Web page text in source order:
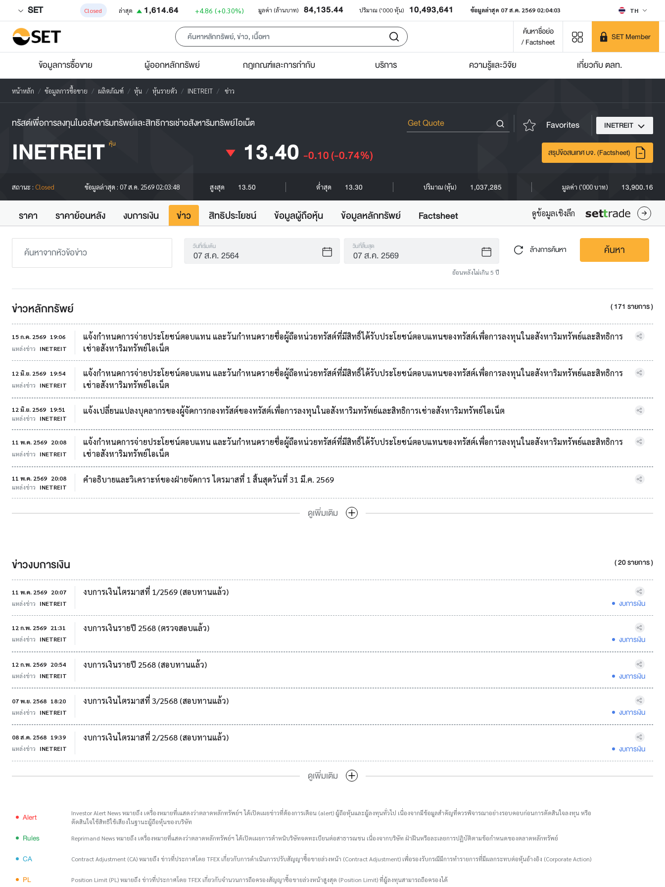
SET Closed ล่าสุด 1,614.64 +4.86 (+0.30%) มูลค่า (ล้านบาท) 84,135.44 ปริมาณ ('000 หุ้น) 10,493,641 ข้อมูลล่าสุด 07 ส.ค. 2569 02:04:03 TH
ค้นหาชื่อย่อ
/ Factsheet
SET Member
ข้อมูลการซื้อขาย ผู้ออกหลักทรัพย์ กฎเกณฑ์และการกำกับ บริการ ความรู้และวิจัย เกี่ยวกับ ตลท.
หน้าหลัก ข้อมูลการซื้อขาย ผลิตภัณฑ์ หุ้น หุ้นรายตัว INETREIT ข่าว
ทรัสต์เพื่อการลงทุนในอสังหาริมทรัพย์และสิทธิการเช่าอสังหาริมทรัพย์ไอเน็ต Favorites INETREIT
INETREIT หุ้น 13.40 -0.10(-0.74%) สรุปข้อสนเทศ บจ. (Factsheet)
สถานะ : Closed ข้อมูลล่าสุด : 07 ส.ค. 2569 02:03:48 สูงสุด 13.50 ต่ำสุด 13.30 ปริมาณ (หุ้น) 1,037,285 มูลค่า ('000 บาท) 13,900.16
ราคา ราคาย้อนหลัง งบการเงิน ข่าว สิทธิประโยชน์ ข้อมูลผู้ถือหุ้น ข้อมูลหลักทรัพย์ Factsheet ดูข้อมูลเชิงลึก
วันที่เริ่มต้น วันที่สิ้นสุด
ย้อนหลังไม่เกิน 5 ปี
ล้างการค้นหา ค้นหา
ข่าวหลักทรัพย์ ( 171 รายการ )
15 ก.ค. 2569 19:06
แหล่งข่าว
INETREIT
แจ้งกำหนดการจ่ายประโยชน์ตอบแทน และวันกำหนดรายชื่อผู้ถือหน่วยทรัสต์ที่มีสิทธิ์ได้รับประโยชน์ตอบแทนของทรัสต์เพื่อการลงทุนในอสังหาริมทรัพย์และสิทธิการ
เช่าอสังหาริมทรัพย์ไอเน็ต
12 มิ.ย. 2569 19:54
แหล่งข่าว
INETREIT
แจ้งกำหนดการจ่ายประโยชน์ตอบแทน และวันกำหนดรายชื่อผู้ถือหน่วยทรัสต์ที่มีสิทธิ์ได้รับประโยชน์ตอบแทนของทรัสต์เพื่อการลงทุนในอสังหาริมทรัพย์และสิทธิการ
เช่าอสังหาริมทรัพย์ไอเน็ต
12 มิ.ย. 2569 19:51
แหล่งข่าว
INETREIT
แจ้งเปลี่ยนแปลงบุคลากรของผู้จัดการกองทรัสต์ของทรัสต์เพื่อการลงทุนในอสังหาริมทรัพย์และสิทธิการเช่าอสังหาริมทรัพย์ไอเน็ต
11 พ.ค. 2569 20:08
แหล่งข่าว
INETREIT
แจ้งกำหนดการจ่ายประโยชน์ตอบแทน และวันกำหนดรายชื่อผู้ถือหน่วยทรัสต์ที่มีสิทธิ์ได้รับประโยชน์ตอบแทนของทรัสต์เพื่อการลงทุนในอสังหาริมทรัพย์และสิทธิการ
เช่าอสังหาริมทรัพย์ไอเน็ต
11 พ.ค. 2569 20:08
แหล่งข่าว
INETREIT
คำอธิบายและวิเคราะห์ของฝ่ายจัดการ ไตรมาสที่ 1 สิ้นสุดวันที่ 31 มี.ค. 2569
ดูเพิ่มเติม
ข่าวงบการเงิน ( 20 รายการ )
11 พ.ค. 2569 20:07
แหล่งข่าว
INETREIT
งบการเงินไตรมาสที่ 1/2569 (สอบทานแล้ว)
งบการเงิน
12 ก.พ. 2569 21:31
แหล่งข่าว
INETREIT
งบการเงินรายปี 2568 (ตรวจสอบแล้ว)
งบการเงิน
12 ก.พ. 2569 20:54
แหล่งข่าว
INETREIT
งบการเงินรายปี 2568 (สอบทานแล้ว)
งบการเงิน
07 พ.ย. 2568 18:20
แหล่งข่าว
INETREIT
งบการเงินไตรมาสที่ 3/2568 (สอบทานแล้ว)
งบการเงิน
08 ส.ค. 2568 19:39
แหล่งข่าว
INETREIT
งบการเงินไตรมาสที่ 2/2568 (สอบทานแล้ว)
งบการเงิน
ดูเพิ่มเติม
Alert
Investor Alert News หมายถึง เครื่องหมายที่เแสดงว่าตลาดหลักทรัพย์ฯ ได้เปิดเผยข่าวที่ต้องการเตือน (alert) ผู้ถือหุ้นและผู้ลงทุนทั่วไป เนื่องจากมีข้อมูลสำคัญที่ควรพิจารณาอย่างรอบคอบก่อนการตัดสินใจลงทุน หรือ
ตัดสินใจใช้สิทธิใช้เสียงในฐานะผู้ถือหุ้นของบริษัท
Rules Reprimand News หมายถึง เครื่องหมายที่แสดงว่าตลาดหลักทรัพย์ฯ ได้เปิดเผยการตำหนิบริษัทจดทะเบียนต่อสาธารณชน เนื่องจากบริษัท ฝ่าฝืนหรือละเลยการปฏิบัติตามข้อกำหนดของตลาดหลักทรัพย์
CA Contract Adjustment (CA) หมายถึง ข่าวที่ประกาศโดย TFEX เกี่ยวกับการดำเนินการปรับสัญญาซื้อขายล่วงหน้า (Contract Adjustment) เพื่อรองรับกรณีมีการทำรายการที่มีผลกระทบต่อหุ้นอ้างอิง (Corporate Action)
PL Position Limit (PL) หมายถึง ข่าวที่ประกาศโดย TFEX เกี่ยวกับจำนวนการถือครองสัญญาซื้อขายล่วงหน้าสูงสุด (Position Limit) ที่ผู้ลงทุนสามารถถือครองได้